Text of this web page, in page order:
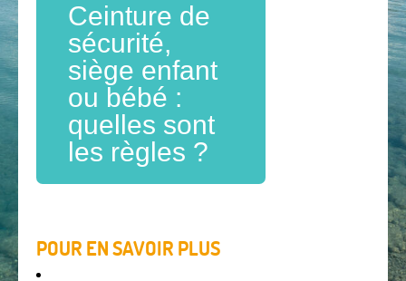
Ceinture de
sécurité,
siège enfant
ou bébé :
quelles sont
les règles ?
POUR EN SAVOIR PLUS